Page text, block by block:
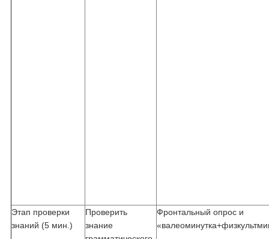
Этап проверки
знаний (5 мин.)
Проверить
знание
Фронтальный опрос и